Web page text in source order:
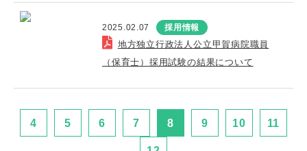
2025.02.07 採用情報
地方独立行政法人公立甲賀病院職員
（保育士）採用試験の結果について
4 5 6 7 8 9 10 11